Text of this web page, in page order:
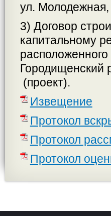
ул. Молодежная,
3) Договор
капитальному
Городищенский
(проект).
Извещение
Протокол
Протокол
Протокол